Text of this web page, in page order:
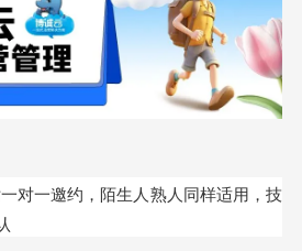
对一邀约，陌生人熟人同样适用，技